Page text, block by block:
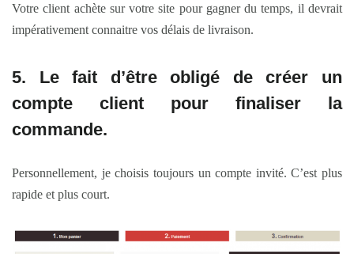
Votre client achète sur votre site pour gagner du temps, il devrait
impérativement connaitre vos délais de livraison.
5. Le fait d’être obligé de créer un
compte client pour finaliser la
commande.
Personnellement, je choisis toujours un compte invité. C’est plus
rapide et plus court.